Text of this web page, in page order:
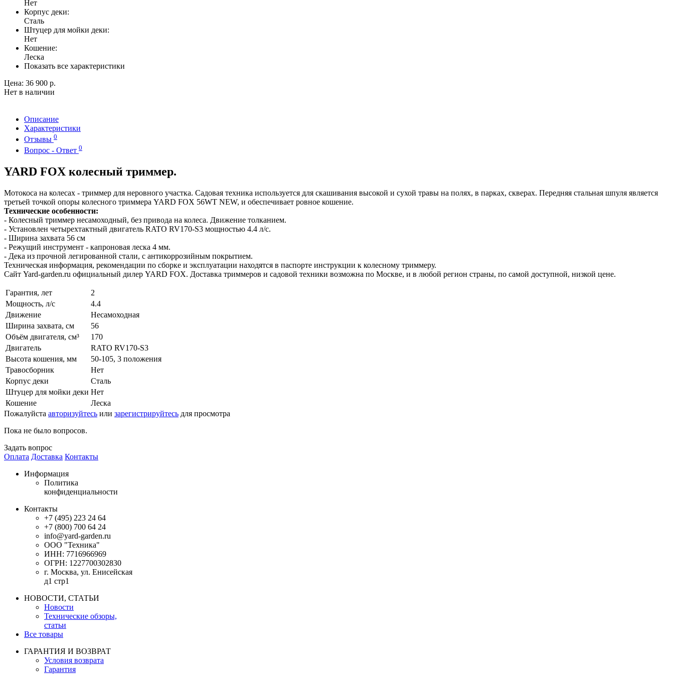
Нет
Корпус деки:
Сталь
Штуцер для мойки деки:
Нет
Кошение:
Леска
Показать все характеристики
Цена: 36 900 р.
Нет в наличии
Описание
Характеристики
Отзывы 0
Вопрос - Ответ 0
YARD FOX колесный триммер.
Мотокоса на колесах - триммер для неровного участка. Садовая техника используется для скашивания высокой и сухой травы на полях, в парках, скверах. Передняя стальная шпуля является
третьей точкой опоры колесного триммера YARD FOX 56WT NEW, и обеспечивает ровное кошение.
Технические особенности:
- Колесный триммер несамоходный, без привода на колеса. Движение толканием.
- Установлен четырехтактный двигатель RATO RV170-S3 мощностью 4.4 л/с.
- Ширина захвата 56 см
- Режущий инструмент - капроновая леска 4 мм.
- Дека из прочной легированной стали, с антикоррозийным покрытием.
Техническая информация, рекомендации по сборке и эксплуатации находятся в паспорте инструкции к колесному триммеру.
Сайт Yard-garden.ru официальный дилер YARD FOX. Доставка триммеров и садовой техники возможна по Москве, и в любой регион страны, по самой доступной, низкой цене.
Гарантия, лет
2
Мощность, л/с
4.4
Движение
Несамоходная
Ширина захвата, см
56
Объём двигателя, см³
170
Двигатель
RATO RV170-S3
Высота кошения, мм
50-105, 3 положения
Травосборник
Нет
Корпус деки
Сталь
Штуцер для мойки деки Нет
Кошение
Леска
Пожалуйста авторизуйтесь или зарегистрируйтесь для просмотра
Пока не было вопросов.
Задать вопрос
Оплата Доставка Контакты
Информация
Политика
конфиденциальности
Контакты
+7 (495) 223 24 64
+7 (800) 700 64 24
info@yard-garden.ru
ООО "Техника"
ИНН: 7716966969
ОГРН: 1227700302830
г. Москва, ул. Енисейская
д1 стр1
НОВОСТИ, СТАТЬИ
Новости
Технические обзоры,
статьи
Все товары
ГАРАНТИЯ И ВОЗВРАТ
Условия возврата
Гарантия